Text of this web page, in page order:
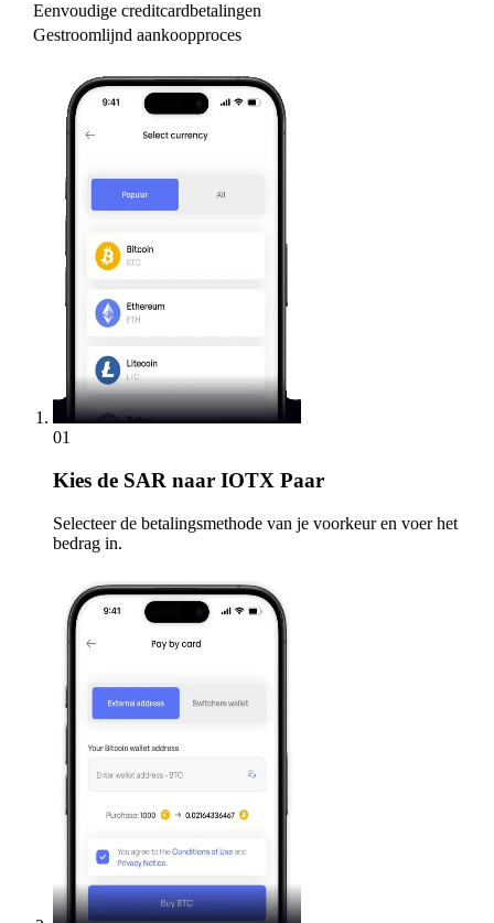
Eenvoudige creditcardbetalingen
Gestroomlijnd aankoopproces
01
Kies de SAR naar IOTX Paar
Selecteer de betalingsmethode van je voorkeur en voer het
bedrag in.